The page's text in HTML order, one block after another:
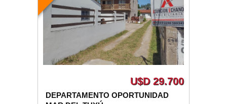
U$D 29.700
DEPARTAMENTO OPORTUNIDAD